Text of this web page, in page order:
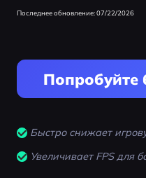
Последнее обновление: 07/22/2026
Попробуйте
Быстро снижает
Увеличивает FPS для